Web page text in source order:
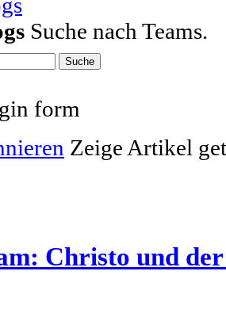
Suche nach Teams.
Suche
form
Zeige Artikel
Christo und